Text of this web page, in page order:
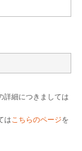
詳細につきましては
はこちらのページを